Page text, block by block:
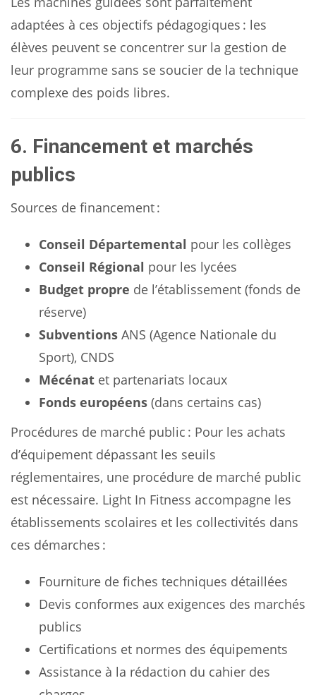
adaptées à ces objectifs pédagogiques : les
élèves peuvent se concentrer sur la gestion de
leur programme sans se soucier de la technique
complexe des poids libres.
6. Financement et marchés
publics
Sources de financement :
Conseil Départemental pour les collèges
Conseil Régional pour les lycées
Budget propre de l’établissement (fonds de
réserve)
Subventions ANS (Agence Nationale du
Sport), CNDS
Mécénat et partenariats locaux
Fonds européens (dans certains cas)
Procédures de marché public : Pour les achats
d’équipement dépassant les seuils
réglementaires, une procédure de marché public
est nécessaire. Light In Fitness accompagne les
établissements scolaires et les collectivités dans
ces démarches :
Fourniture de fiches techniques détaillées
Devis conformes aux exigences des marchés
publics
Certifications et normes des équipements
Assistance à la rédaction du cahier des